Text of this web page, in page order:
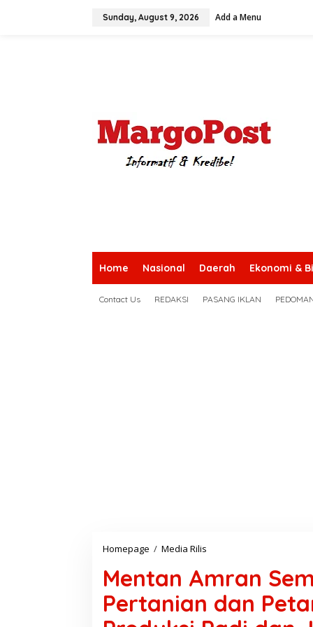
Sunday, August 9, 2026 Add a Menu
Home Nasional Daerah Ekonomi &
Contact Us REDAKSI PASANG IKLAN
Homepage / Media Rilis
n
t
A
Mentan Amran
Pertanian dan